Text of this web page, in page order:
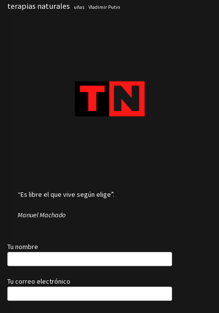
terapias naturales uñas Vladimir Putin
“Es libre el que vive según elige”.
Manuel Machado
Tu nombre
Tu correo electrónico